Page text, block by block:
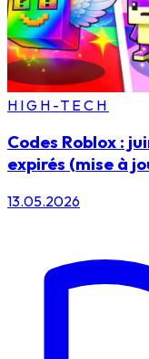
HIGH-TECH
Codes Roblox :
expirés (mise à
13.05.2026